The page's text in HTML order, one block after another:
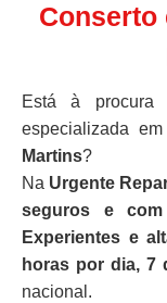
Conserto
Está à procura
especializada em
Martins?
Na Urgente
seguros e com
Experientes e
horas por dia, 7
nacional.